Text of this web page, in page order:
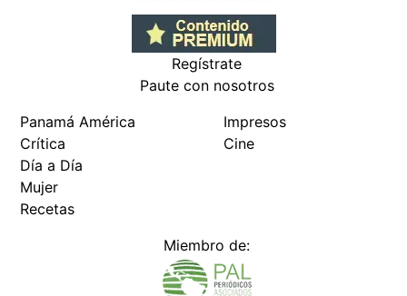
Regístrate
Paute con nosotros
Panamá América
Crítica
Día a Día
Mujer
Recetas
Impresos
Cine
Miembro de: